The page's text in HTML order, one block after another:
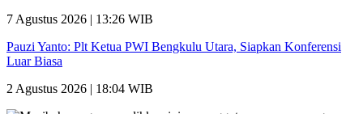
7 Agustus 2026 | 13:26 WIB
Pauzi Yanto: Plt Ketua PWI Bengkulu Utara, Siapkan Konferensi
Luar Biasa
2 Agustus 2026 | 18:04 WIB